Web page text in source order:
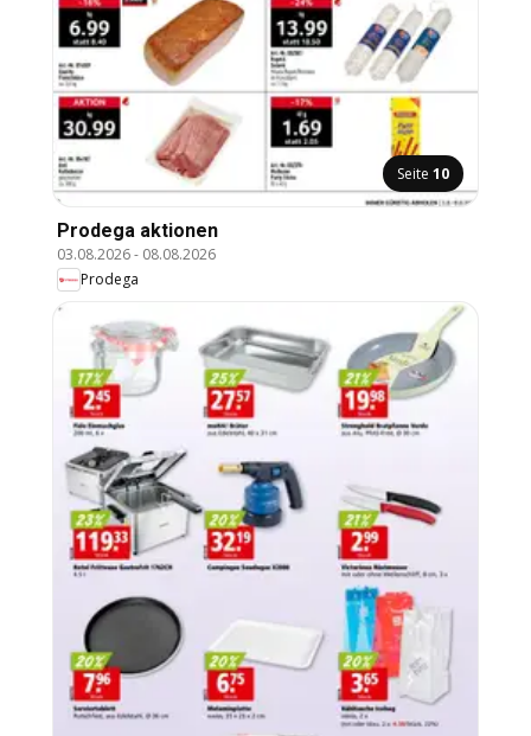
Seite 10
Prodega aktionen
03.08.2026- 08.08.2026
Prodega